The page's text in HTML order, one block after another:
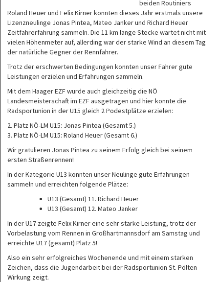
beiden Routiniers
Roland Heuer und Felix Kirner konnten dieses Jahr erstmals unsere
Lizenzneulinge Jonas Pintea, Mateo Janker und Richard Heuer
Zeitfahrerfahrung sammeln. Die 11 km lange Stecke wartet nicht mit
vielen Höhenmeter auf, allerding war der starke Wind an diesem Tag
der natürliche Gegner der Rennfahrer.
Trotz der erschwerten Bedingungen konnten unser Fahrer gute
Leistungen erzielen und Erfahrungen sammeln.
Mit dem Haager EZF wurde auch gleichzeitig die NÖ
Landesmeisterschaft im EZF ausgetragen und hier konnte die
Radsportunion in der U15 gleich 2 Podestplätze erzielen:
2. Platz NÖ-LM U15: Jonas Pintea (Gesamt 5.)
3. Platz NÖ-LM U15: Roland Heuer (Gesamt 6.)
Wir gratulieren Jonas Pintea zu seinem Erfolg gleich bei seinem
ersten Straßenrennen!
In der Kategorie U13 konnten unser Neulinge gute Erfahrungen
sammeln und erreichten folgende Plätze:
U13 (Gesamt) 11. Richard Heuer
U13 (Gesamt) 12. Mateo Janker
In der U17 zeigte Felix Kirner eine sehr starke Leistung, trotz der
Vorbelastung vom Rennen in Großhartmannsdorf am Samstag und
erreichte U17 (gesamt) Platz 5!
Also ein sehr erfolgreiches Wochenende und mit einem starken
Zeichen, dass die Jugendarbeit bei der Radsportunion St. Pölten
Wirkung zeigt.